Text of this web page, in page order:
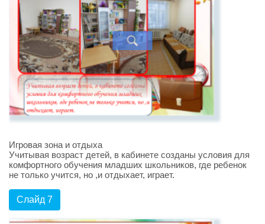
Игровая зона и отдыха
Учитывая возраст детей, в кабинете созданы условия для
комфортного обучения младших школьников, где ребенок
не только учится, но ,и отдыхает, играет.
Слайд 7